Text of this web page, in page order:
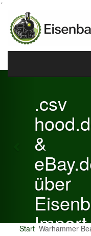
´
.csv
&
über
Import
Previous
Start Warhammer